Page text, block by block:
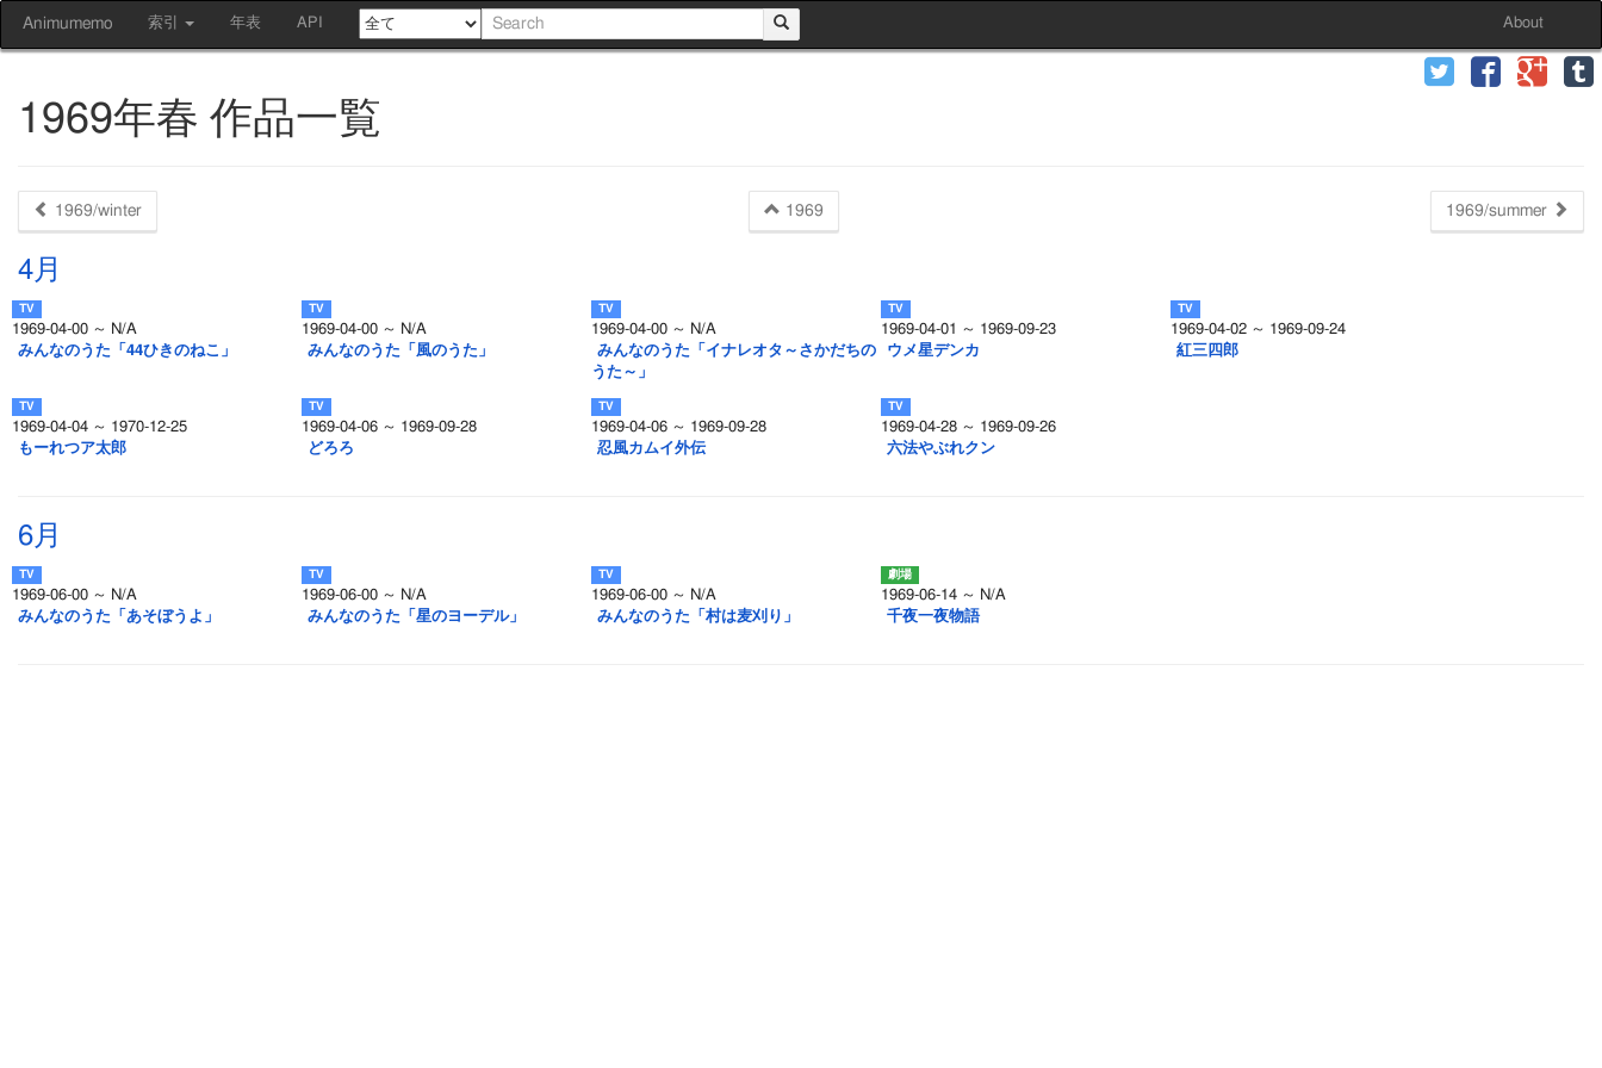
Animumemo 索引 年表 API About
1969年春 作品一覧
1969/winter 1969 1969/summer
4月
1969-04-00 ～ N/A
みんなのうた「44ひきのねこ」
1969-04-00 ～ N/A
みんなのうた「風のうた」
1969-04-00 ～ N/A
みんなのうた「イナレオタ～さかだちの
うた～」
1969-04-01 ～ 1969-09-23
ウメ星デンカ
1969-04-02 ～ 1969-09-24
紅三四郎
1969-04-04 ～ 1970-12-25
もーれつア太郎
1969-04-06 ～ 1969-09-28
どろろ
1969-04-06 ～ 1969-09-28
忍風カムイ外伝
1969-04-28 ～ 1969-09-26
六法やぶれクン
6月
1969-06-00 ～ N/A
みんなのうた「あそぼうよ」
1969-06-00 ～ N/A
みんなのうた「星のヨーデル」
1969-06-00 ～ N/A
みんなのうた「村は麦刈り」
1969-06-14 ～ N/A
千夜一夜物語